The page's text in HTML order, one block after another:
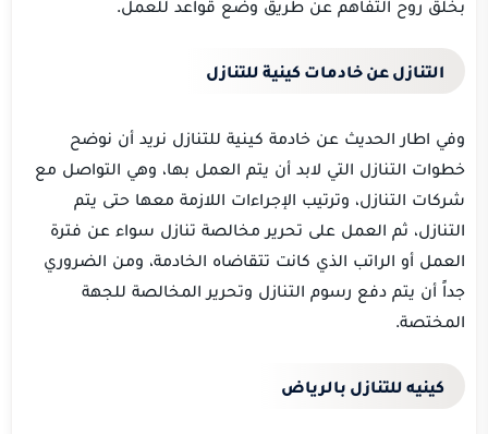
بخلق روح التفاهم عن طريق وضع قواعد للعمل.
التنازل عن خادمات كينية للتنازل
وفي اطار الحديث عن خادمة كينية للتنازل نريد أن نوضح
خطوات التنازل التي لابد أن يتم العمل بها، وهي التواصل مع
شركات التنازل، وترتيب الإجراءات اللازمة معها حتى يتم
التنازل، ثم العمل على تحرير مخالصة تنازل سواء عن فترة
العمل أو الراتب الذي كانت تتقاضاه الخادمة، ومن الضروري
جداً أن يتم دفع رسوم التنازل وتحرير المخالصة للجهة
المختصة.
كينيه للتنازل بالرياض